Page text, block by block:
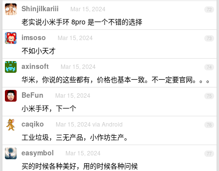
72
ShinjiIkariii Mar 15, 2024
老实说小米手环 8pro 是一个不错的选择
73
imsoso Mar 15, 2024
不如小天才
74
axinsoft Mar 15, 2024
华米，你说的这些都有，价格也基本一致。不一定要官网。。。
75
BeFun Mar 15, 2024
小米手环，下一个
76
caqiko Mar 15, 2024 via Android
工业垃圾，三无产品，小作坊生产。
77
easymbol Mar 15, 2024
买的时候各种美好，用的时候各种问候